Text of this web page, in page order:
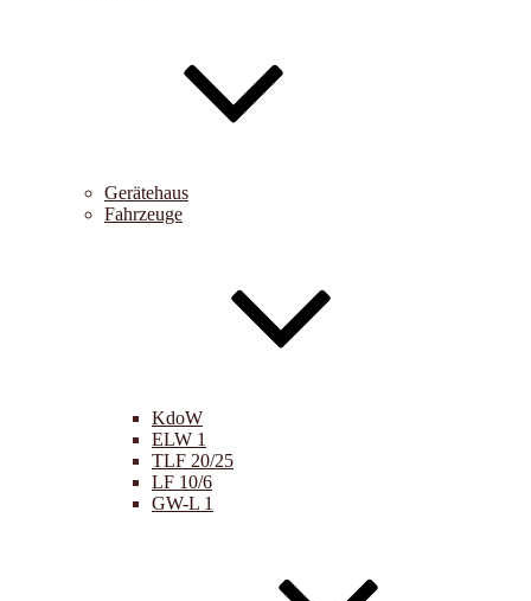
Gerätehaus
Fahrzeuge
KdoW
ELW 1
TLF 20/25
LF 10/6
GW-L 1